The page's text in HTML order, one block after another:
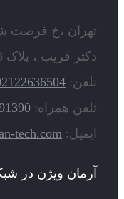
تهران ،خ فرصت
دکتر قریب ، پلاک 83 ، ساختمان 111
تلفن:
تلفن همراه:
ایمیل: tech.com
آرمان ویژن در